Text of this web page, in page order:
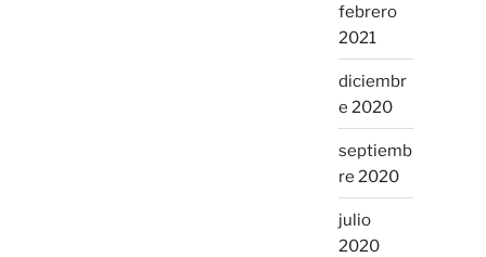
febrero
2021
diciembr
e 2020
septiemb
re 2020
julio
2020